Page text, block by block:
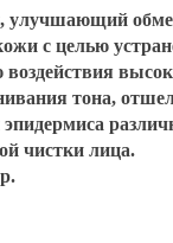
с целью
тона,
чистки лица.